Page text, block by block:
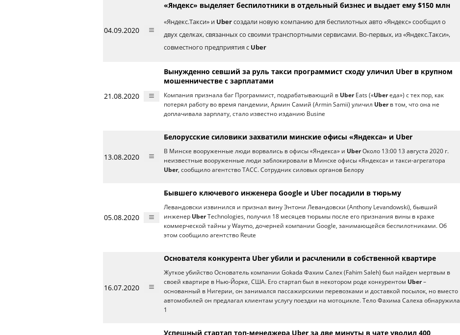
04.09.2020
«Яндекс» выделяет беспилотники в отдельный бизнес и выдает ему $150 млн
«Яндекс.Такси» и Uberсоздали новую компанию для беспилотных авто «Яндекс» сообщил о
двух сделках, связанных со своими транспортными сервисами. Во-первых, из «Яндекс.Такси»,
совместного предприятия с Uber
21.08.2020
Вынужденно севший за руль такси программист сходу уличил Uber в крупном
мошенничестве с зарплатами
Компания признала баг Программист, подрабатывающий в UberEats («Uberеда») с тех пор, как
потерял работу во время пандемии, Армин Самий (Armin Samii) уличил Uberв том, что она не
доплачивала зарплату, стало известно изданию Busine
13.08.2020
Белорусские силовики захватили минские офисы «Яндекса» и Uber
В Минске вооруженные люди ворвались в офисы «Яндекса» и UberОколо 13:00 13 августа 2020 г.
неизвестные вооруженные люди заблокировали в Минске офисы «Яндекса» и такси-агрегатора
Uber, сообщило агентство ТАСС. Сотрудник силовых органов Белору
05.08.2020
Бывшего ключевого инженера Google и Uber посадили в тюрьму
Левандовски извинился и признал вину Энтони Левандовски (Anthony Levandowski), бывший
инженер UberTechnologies, получил 18 месяцев тюрьмы после его признания вины в краже
коммерческой тайны у Waymo, дочерней компании Google, занимающейся беспилотниками. Об
этом сообщило агентство Reute
16.07.2020
Основателя конкурента Uber убили и расчленили в собственной квартире
Жуткое убийство Основатель компании Gokada Фахим Салех (Fahim Saleh) был найден мертвым в
своей квартире в Нью-Йорке, США. Его стартап был в некотором роде конкурентом Uber–
основанный в Нигерии, он занимался пассажирскими перевозками и доставкой посылок, но вместо
автомобилей он предлагал клиентам услугу поездки на мотоцикле. Тело Фахима Салеха обнаружила
1
Успешный стартап топ-менеджера Uber за две минуты в чате уволил 400